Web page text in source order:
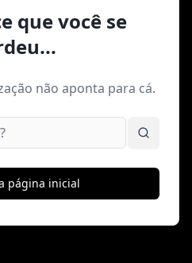
que você se
não aponta para cá.
página inicial